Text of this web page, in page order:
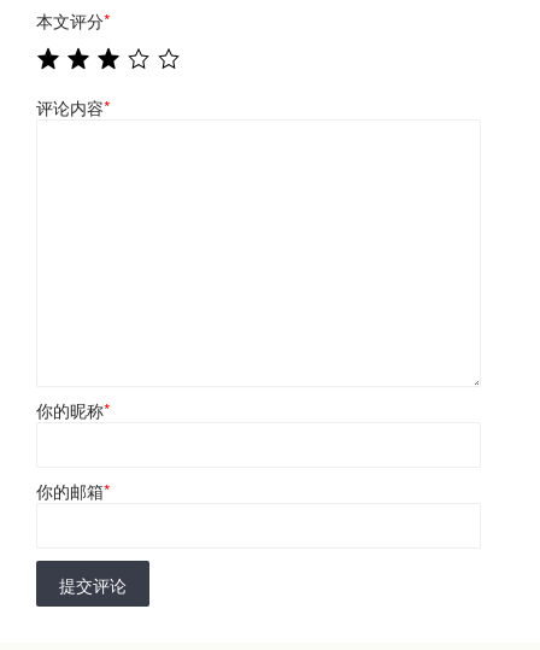
本文评分*
评论内容*
你的昵称*
你的邮箱*
提交评论